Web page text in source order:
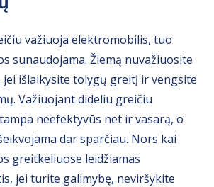
važiuoja elektromobilis, tuo
sunaudojama. Žiemą nuvažiuosite
jei išlaikysite tolygų greitį ir vengsite
Važiuojant dideliu greičiu
tampa neefektyvūs net ir vasarą, o
dar sparčiau. Nors kai
greitkeliuose leidžiamas
jei turite galimybę, neviršykite